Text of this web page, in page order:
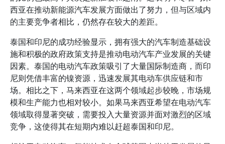
西亚在推动新能源汽车发展方面做出了努力，但与区域内
的主要竞争者相比，仍然存在较大的差距。
泰国和印尼的成功经验显示，拥有强大的汽车制造基础设
施和积极的政府政策支持是推动电动汽车产业发展的关键
因素。泰国的电动汽车政策吸引了大量国际制造商，而印
尼则凭借丰富的镍资源，迅速发展其电动车供应链和市
场。相比之下，马来西亚在这两个领域起步较晚，市场规
模和生产能力也相对较小。如果马来西亚希望在电动汽车
领域取得显著突破，需要投入大量资源并面对激烈的区域
竞争，这使得其在短期内难以赶超泰国和印尼。